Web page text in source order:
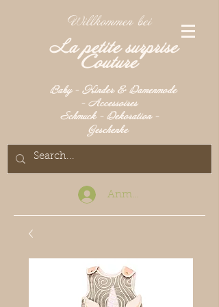
Willkommen bei
La petite surprise
Couture
Baby - Kinder & Damenmode
- Accessoires
Schmuck - Dekoration -
Geschenke
Anmelden